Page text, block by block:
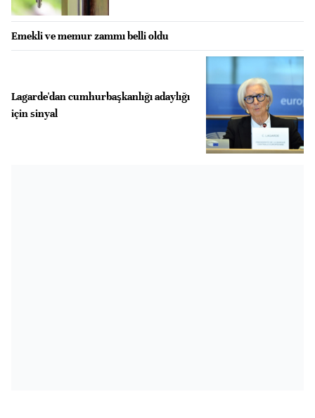
Emekli ve memur zammı belli oldu
Lagarde'dan cumhurbaşkanlığı adaylığı
için sinyal